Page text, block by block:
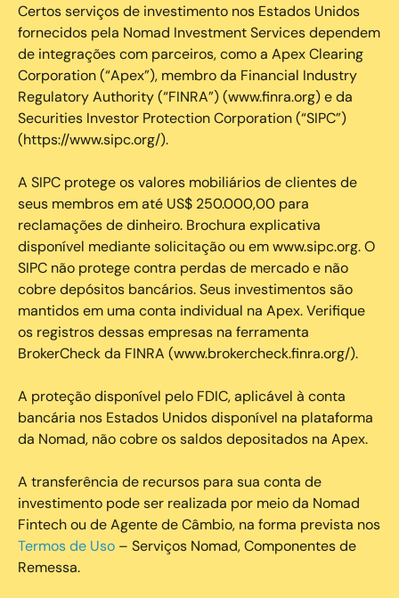
Certos serviços de investimento nos Estados Unidos
fornecidos pela Nomad Investment Services dependem
de integrações com parceiros, como a Apex Clearing
Corporation (“Apex”), membro da Financial Industry
Regulatory Authority (“FINRA”) (www.finra.org) e da
Securities Investor Protection Corporation (“SIPC”)
(https://www.sipc.org/).
A SIPC protege os valores mobiliários de clientes de
seus membros em até US$ 250.000,00 para
reclamações de dinheiro. Brochura explicativa
disponível mediante solicitação ou em www.sipc.org. O
SIPC não protege contra perdas de mercado e não
cobre depósitos bancários. Seus investimentos são
mantidos em uma conta individual na Apex. Verifique
os registros dessas empresas na ferramenta
BrokerCheck da FINRA (www.brokercheck.finra.org/).
A proteção disponível pelo FDIC, aplicável à conta
bancária nos Estados Unidos disponível na plataforma
da Nomad, não cobre os saldos depositados na Apex.
A transferência de recursos para sua conta de
investimento pode ser realizada por meio da Nomad
Fintech ou de Agente de Câmbio, na forma prevista nos
Termos de Uso – Serviços Nomad, Componentes de
Remessa.